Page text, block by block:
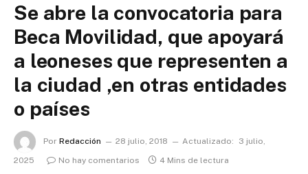
Se abre la convocatoria para
Beca Movilidad, que apoyará
a leoneses que representen a
la ciudad ,en otras entidades
o países
Por Redacción 28 julio, 2018 Actualizado:
3 julio,
2025
No hay comentarios 4 Mins de lectura